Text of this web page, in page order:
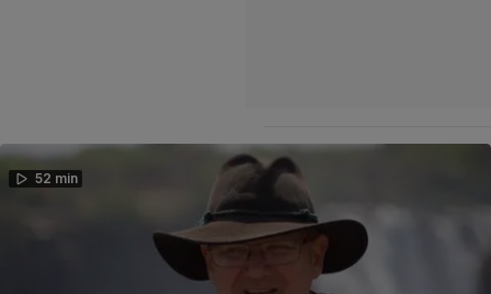
52 min